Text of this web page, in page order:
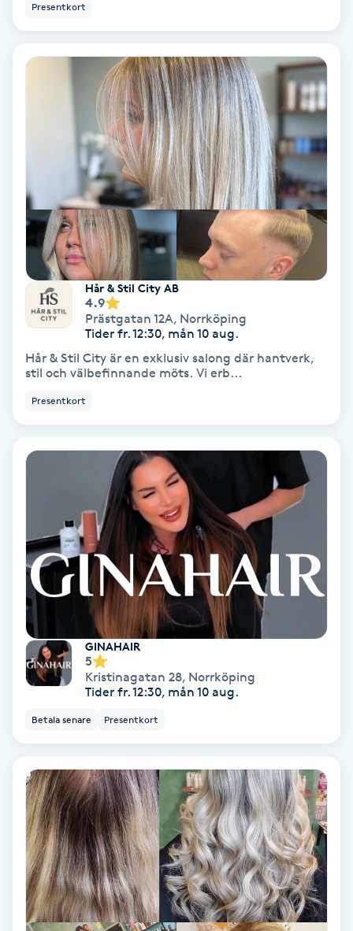
Herrklippning
Hollywood Peel
Hot Stone Massage
Hot yoga
Hudföryngring
Huduppstramning
Hudvård
Hyaluronsyra
Hårborttagning
Hårbottenbehandling
Hårförlängning
Hårvård
Hälsprickor
Idrottsmassage
IPL
IPL hårborttagning
Presentkort
Hår & Stil City AB
4.9
Prästgatan 12A, Norrköping
Tider fr. 12:30, mån 10 aug.
Hår & Stil City är en exklusiv salong där hantverk,
stil och välbefinnande möts. Vi erb...
Presentkort
GINAHAIR
5
Kristinagatan 28, Norrköping
Tider fr. 12:30, mån 10 aug.
Betala senare Presentkort